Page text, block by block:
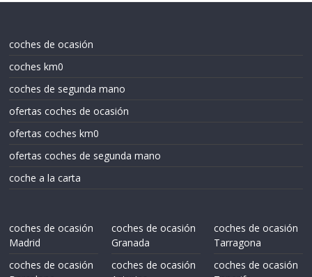
coches de ocasión
coches km0
coches de segunda mano
ofertas coches de ocasión
ofertas coches km0
ofertas coches de segunda mano
coche a la carta
coches de ocasión
Madrid
coches de ocasión
coches de ocasión
Granada
coches de ocasión
coches de ocasión
Tarragona
coches de ocasión